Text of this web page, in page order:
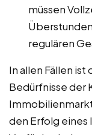
müssen
regulären
In allen Fällen
Bedürfnisse der
den Erfolg eines